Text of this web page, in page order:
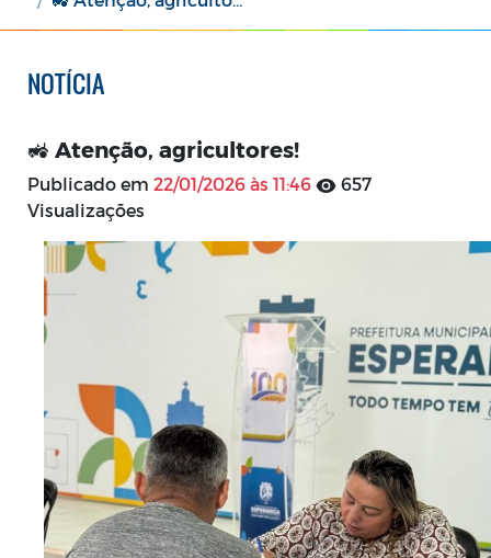
NOTÍCIA
🚜 Atenção, agricultores!
Publicado em 22/01/2026 às 11:46
657
Visualizações